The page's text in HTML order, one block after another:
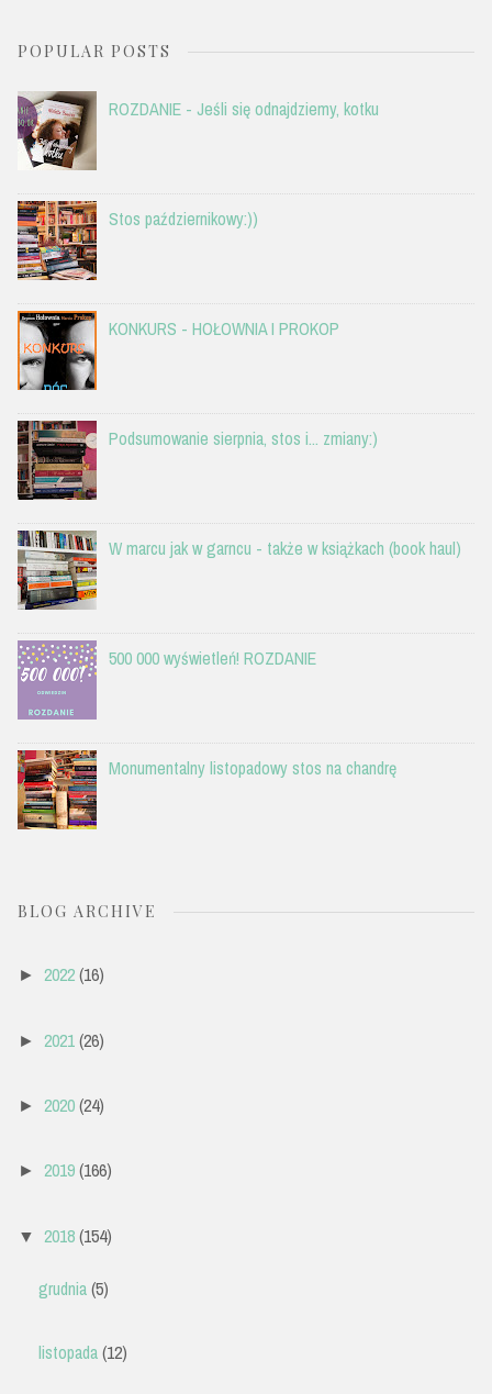
POPULAR POSTS
ROZDANIE - Jeśli się odnajdziemy, kotku
Stos październikowy:))
KONKURS - HOŁOWNIA I PROKOP
Podsumowanie sierpnia, stos i... zmiany:)
W marcu jak w garncu - także w książkach (book haul)
500 000 wyświetleń! ROZDANIE
Monumentalny listopadowy stos na chandrę
BLOG ARCHIVE
► 2022(16)
► 2021(26)
► 2020(24)
► 2019(166)
▼ 2018(154)
grudnia(5)
listopada(12)